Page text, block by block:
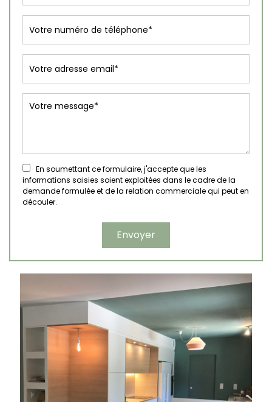
En soumettant ce formulaire, j'accepte que les
informations saisies soient exploitées dans le cadre de la
demande formulée et de la relation commerciale qui peut en
découler.